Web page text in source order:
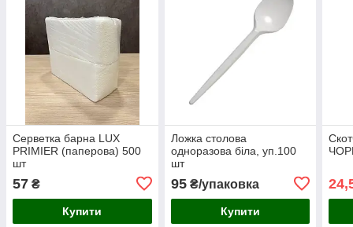
Серветка барна LUX
PRIMIER (паперова) 500
шт
57 ₴
Купити
Ложка столова
одноразова біла, уп.100
шт
95₴/упаковка
Купити